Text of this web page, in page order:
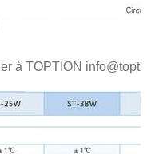
à TOPTION